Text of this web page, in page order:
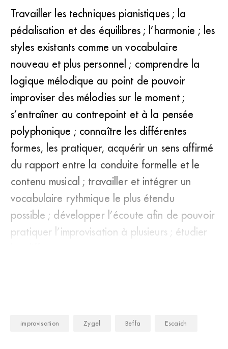
Travailler les techniques pianistiques ; la
pédalisation et des équilibres ; l’harmonie ; les
styles existants comme un vocabulaire
nouveau et plus personnel ; comprendre la
logique mélodique au point de pouvoir
improviser des mélodies sur le moment ;
s’entraîner au contrepoint et à la pensée
polyphonique ; connaître les différentes
formes, les pratiquer, acquérir un sens affirmé
du rapport entre la conduite formelle et le
contenu musical ; travailler et intégrer un
vocabulaire ­rythmique le plus étendu
possible ; développer l’écoute afin de pouvoir
pratiquer l’improvisation à plusieurs ; étudier
improvisation Zygel Beffa Escaich